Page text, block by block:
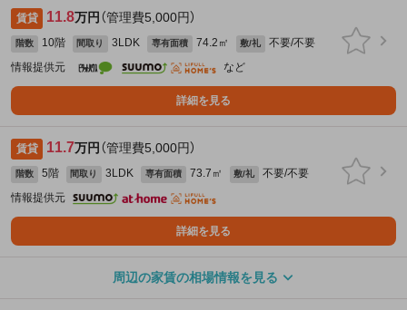
賃貸 11.8万円 （管理費5,000円）
階数 10階 間取り 3LDK 専有面積 74.2㎡ 敷/礼
不要/不要
情報提供元
など
詳細を見る
賃貸 11.7万円 （管理費5,000円）
階数 5階 間取り 3LDK 専有面積 73.7㎡ 敷/礼
不要/不要
情報提供元
詳細を見る
周辺の家賃の相場情報を見る